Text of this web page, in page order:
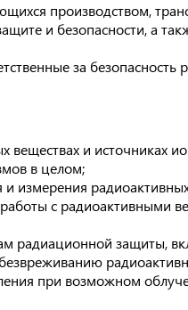
производством,
и безопасности, а
за
и источниках
в целом;
измерения
с радиоактивными
радиационной защиты,
при возможном